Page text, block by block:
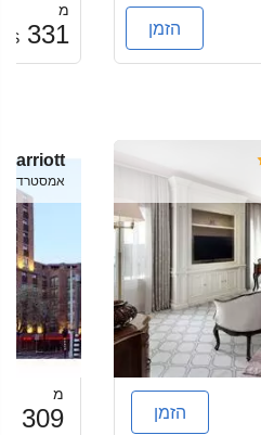
הזמן
מ
331
US$
הזמן
אמסטרדם, Netherlands
מ
309